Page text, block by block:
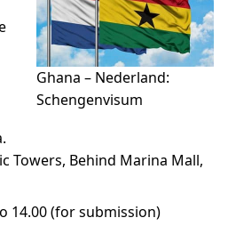
Ghana – Nederland:
Schengenvisum
Towers, Behind Marina Mall,
14.00 (for submission)